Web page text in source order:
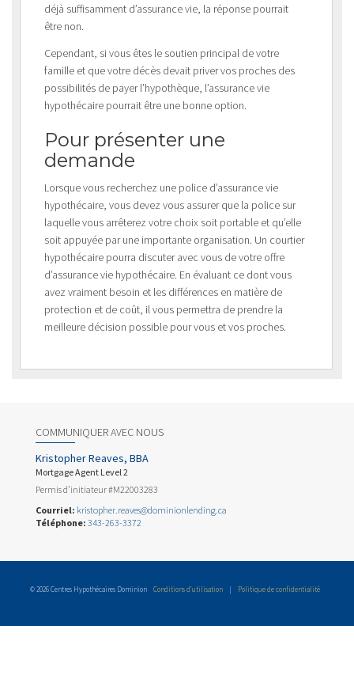
déjà suffisamment d’assurance vie, la réponse pourrait
être non.
Cependant, si vous êtes le soutien principal de votre
famille et que votre décès devait priver vos proches des
possibilités de payer l’hypothèque, l’assurance vie
hypothécaire pourrait être une bonne option.
Pour présenter une
demande
Lorsque vous recherchez une police d’assurance vie
hypothécaire, vous devez vous assurer que la police sur
laquelle vous arrêterez votre choix soit portable et qu’elle
soit appuyée par une importante organisation. Un courtier
hypothécaire pourra discuter avec vous de votre offre
d’assurance vie hypothécaire. En évaluant ce dont vous
avez vraiment besoin et les différences en matière de
protection et de coût, il vous permettra de prendre la
meilleure décision possible pour vous et vos proches.
COMMUNIQUER AVEC NOUS
Kristopher Reaves, BBA
Mortgage Agent Level 2
Permis d’initiateur #M22003283
Courriel: kristopher.reaves@dominionlending.ca
Téléphone: 343-263-3372
© 2026 Centres Hypothécaires Dominion Conditions d’utilisation | Politique de confidentialité